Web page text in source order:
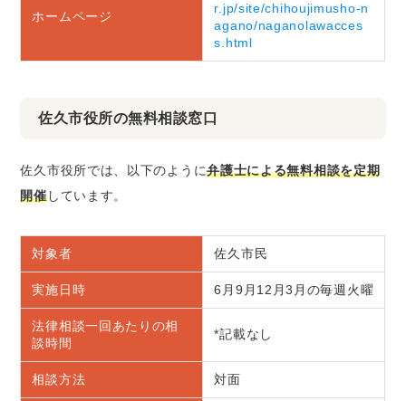
ホームページ
r.jp/site/chihoujimusho-n
agano/naganolawacces
s.html
佐久市役所の無料相談窓口
佐久市役所では、以下のように弁護士による無料相談を定期
開催しています。
対象者 佐久市民
実施日時 6月9月12月3月の毎週火曜
法律相談一回あたりの相
談時間
*記載なし
相談方法 対面